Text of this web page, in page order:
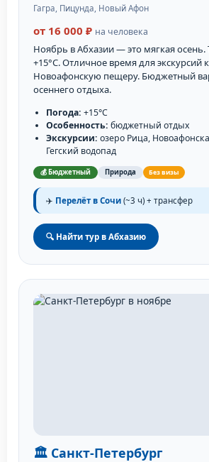
Гагра, Пицунда, Новый Афон
от 16 000 ₽ на человека
Ноябрь в Абхазии — это мягкая осень.
+15°C. Отличное время для экскурсий
Новоафонскую пещеру. Бюджетный
осеннего отдыха.
Погода: +15°C
Особенность: бюджетный отдых
Экскурсии: озеро Рица,
Гегский водопад
💰 Бюджетный Природа Без визы
✈️ Перелёт в Сочи (~3 ч) + трансфер
🔍 Найти тур в Абхазию
🏛️ Санкт-Петербург